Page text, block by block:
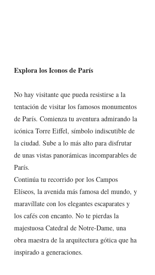
Explora los Iconos de París
No hay visitante que pueda resistirse a la
tentación de visitar los famosos monumentos
de París. Comienza tu aventura admirando la
icónica Torre Eiffel, símbolo indiscutible de
la ciudad. Sube a lo más alto para disfrutar
de unas vistas panorámicas incomparables de
París.
Continúa tu recorrido por los Campos
Elíseos, la avenida más famosa del mundo, y
maravíllate con los elegantes escaparates y
los cafés con encanto. No te pierdas la
majestuosa Catedral de Notre-Dame, una
obra maestra de la arquitectura gótica que ha
inspirado a generaciones.